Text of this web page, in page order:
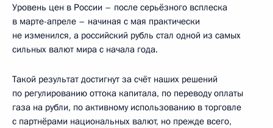
Уровень цен в России – после серьёзного всплеска
в марте-апреле – начиная с мая практически
не изменился, а российский рубль стал одной из самых
сильных валют мира с начала года.
Такой результат достигнут за счёт наших решений
по регулированию оттока капитала, по переводу оплаты
газа на рубли, по активному использованию в торговле
с партнёрами национальных валют, но прежде всего,